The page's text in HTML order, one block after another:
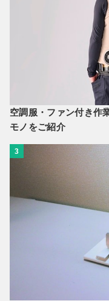
空調服・ファン付き作
モノをご紹介
3